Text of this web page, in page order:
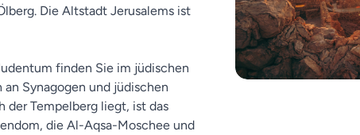
Die Altstadt Jerusalems ist
finden Sie im jüdischen
Synagogen und jüdischen
der Tempelberg liegt, ist das
die Al-Aqsa-Moschee und